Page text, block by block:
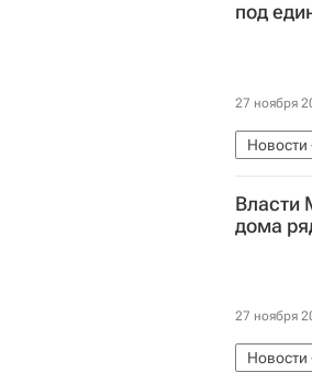
под
27 ноября
Власти
дома
27 ноября